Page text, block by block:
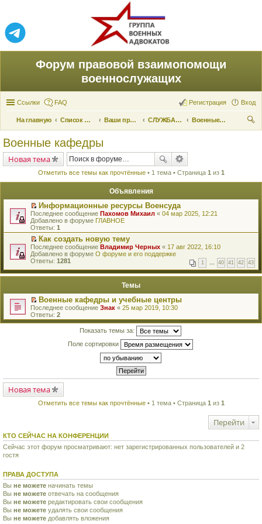
Форум правовой взаимопомощи
военнослужащих
Ссылки FAQ Вход
Регистрация
На главную Список форумов Ваши права и их реализация СЛУЖБА ПО ПРИЗЫВУ
Военные кафедры
Военные кафедры
Новая тема
Отметить все темы как прочтённые• 1 тема • Страница 1 из 1
Объявления
П
е
р
е
й
т
и
к
е
о
м
у
н
е
н
н
о
м
б
щ
е
ю
Информационные ресурсы Военсуда
Последнее сообщение Пахомов Михаил « 04 мар 2025, 12:21
Добавлено в форуме ГЛАВНОЕ
Ответы: 1
П
е
р
й
к
п
е
р
в
о
ч
и
т
а
м
у
с
щ
е
и
ю
Как создать новую тему
Последнее сообщение Владимир Черных « 17 авг 2022, 16:10
Добавлено в форуме О форуме и его поддержке
Ответы: 1281 1 … 40 41 42 43
Темы
П
е
р
в
о
м
у
р
о
ч
н
н
о
м
у
с
о
Военные кафедры и учебные центры
Последнее сообщение Знак « 25 мар 2019, 10:30
Ответы: 2
Показать темы за:
Поле сортировки
Новая тема
Отметить все темы как прочтённые• 1 тема • Страница 1 из 1
Перейти
КТО СЕЙЧАС НА КОНФЕРЕНЦИИ
Сейчас этот форум просматривают: нет зарегистрированных пользователей и 2
гостя
ПРАВА ДОСТУПА
Вы не можете начинать темы
Вы не можете отвечать на сообщения
Вы не можете редактировать свои сообщения
Вы не можете удалять свои сообщения
Вы не можете добавлять вложения